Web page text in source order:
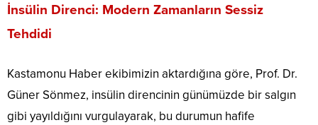
İnsülin Direnci: Modern Zamanların Sessiz
Tehdidi
Kastamonu Haber ekibimizin aktardığına göre, Prof. Dr.
Güner Sönmez, insülin direncinin günümüzde bir salgın
gibi yayıldığını vurgulayarak, bu durumun hafife